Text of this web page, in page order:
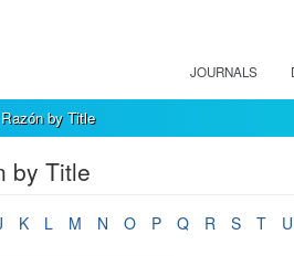
JOURNALS
by Title
by Title
K L M N O P Q R S T U